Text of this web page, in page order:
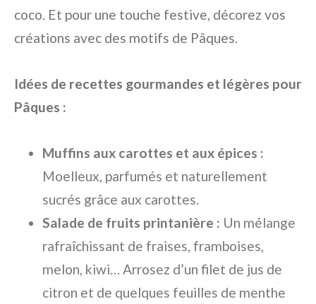
coco. Et pour une touche festive, décorez vos
créations avec des motifs de Pâques.
Idées de recettes gourmandes et légères pour
Pâques :
Muffins aux carottes et aux épices :
Moelleux, parfumés et naturellement
sucrés grâce aux carottes.
Salade de fruits printanière : Un mélange
rafraîchissant de fraises, framboises,
melon, kiwi… Arrosez d’un filet de jus de
citron et de quelques feuilles de menthe